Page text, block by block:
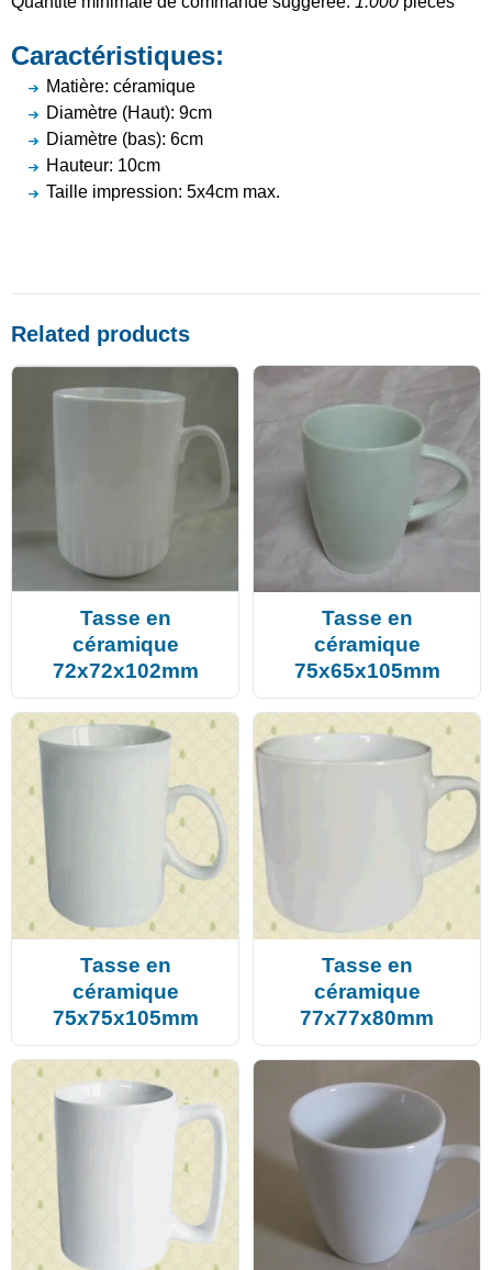
Caractéristiques:
Matière: céramique
Diamètre (Haut): 9cm
Diamètre (bas): 6cm
Hauteur: 10cm
Taille impression: 5x4cm max.
Related products
Tasse en
céramique
72x72x102mm
Tasse en
céramique
75x65x105mm
Tasse en
céramique
75x75x105mm
Tasse en
céramique
77x77x80mm